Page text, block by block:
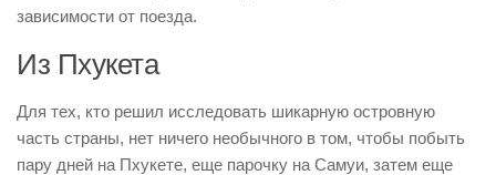
зависимости от поезда.
Из Пхукета
Для тех, кто решил исследовать шикарную островную
часть страны, нет ничего необычного в том, чтобы побыть
пару дней на Пхукете, еще парочку на Самуи, затем еще